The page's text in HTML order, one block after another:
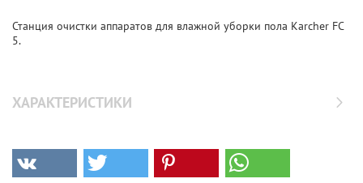
Станция очистки аппаратов для влажной уборки пола Karcher FC
5.
ХАРАКТЕРИСТИКИ